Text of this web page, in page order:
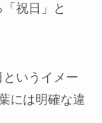
祝日」と
いうイメー
には明確な違